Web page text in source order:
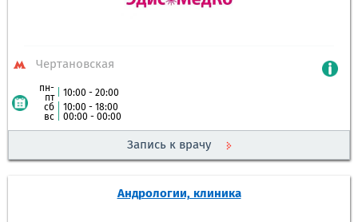
Чертановская
пн-
пт| 10:00 - 20:00
сб
10:00 - 18:00
вс
00:00 - 00:00
Запись к врачу
Андрологии, клиника